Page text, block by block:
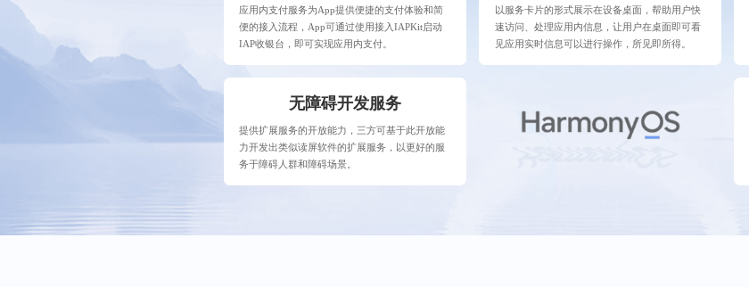
应用内支付服务为App提供便捷的支付体验和简
便的接入流程，App可通过使用接入IAPKit启动
IAP收银台，即可实现应用内支付。
以服务卡片的形式展示在设备桌面，帮助用户快
速访问、处理应用内信息，让用户在桌面即可看
见应用实时信息可以进行操作，所见即所得。
无障碍开发服务
提供扩展服务的开放能力，三方可基于此开放能
力开发出类似读屏软件的扩展服务，以更好的服
务于障碍人群和障碍场景。